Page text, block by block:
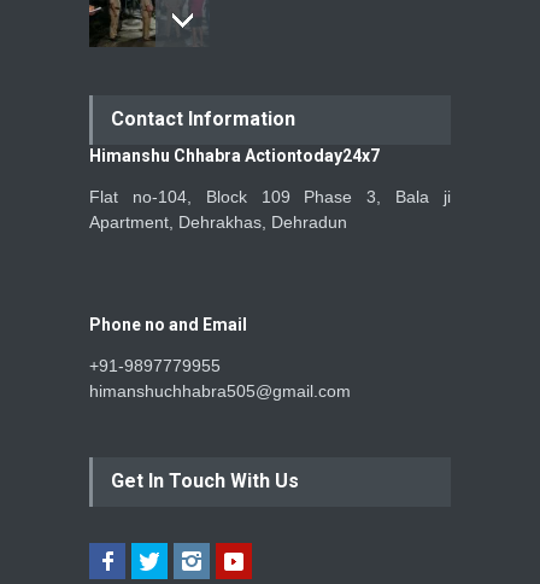
Contact Information
Himanshu Chhabra Actiontoday24x7
Flat no-104, Block 109 Phase 3, Bala ji
Apartment, Dehrakhas, Dehradun
Phone no and Email
+91-9897779955
himanshuchhabra505@gmail.com
Get In Touch With Us